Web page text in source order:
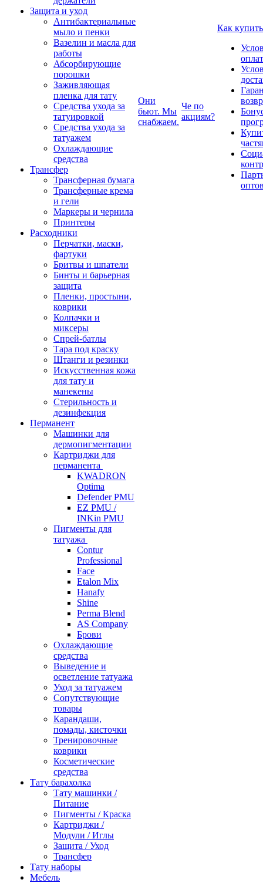
Защита и уход
Антибактериальные
мыло и пенки
Вазелин и масла для
работы
Абсорбирующие
порошки
Заживляющая
пленка для тату
Средства ухода за
татуировкой
Средства ухода за
татуажем
Охлаждающие
средства
Трансфер
Трансферная бумага
Трансферные крема
и гели
Маркеры и чернила
Принтеры
Расходники
Перчатки, маски,
фартуки
Бритвы и шпатели
Бинты и барьерная
защита
Пленки, простыни,
коврики
Колпачки и
миксеры
Спрей-батлы
Тара под краску
Штанги и резинки
Искусственная кожа
для тату и
манекены
Стерильность и
дезинфекция
Перманент
Машинки для
дермопигментации
Картриджи для
перманента
KWADRON
Optima
Defender PMU
EZ PMU /
INKin PMU
Пигменты для
татуажа
Contur
Professional
Face
Etalon Mix
Hanafy
Shine
Perma Blend
AS Company
Брови
Охлаждающие
средства
Выведение и
осветление татуажа
Уход за татуажем
Сопутствующие
товары
Карандаши,
помады, кисточки
Тренировочные
коврики
Косметические
средства
Тату барахолка
Тату машинки /
Питание
Пигменты / Краска
Картриджи /
Модули / Иглы
Защита / Уход
Трансфер
Тату наборы
Мебель
Они
бьют. Мы
снабжаем.
Че по
акциям?
Как купить